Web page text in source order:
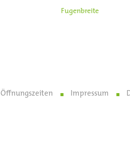
Fugenbreite
Öffnungszeiten Impressum